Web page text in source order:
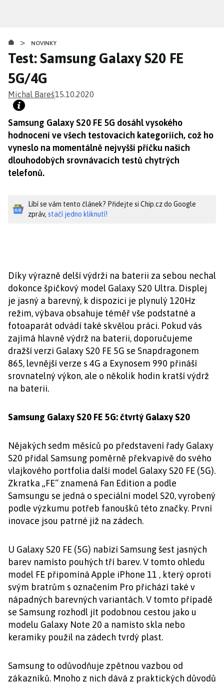
obsahu
> NOVINKY
Test: Samsung Galaxy S20 FE
5G/4G
Michal Bareš15.10.2020
Samsung Galaxy S20 FE 5G dosáhl vysokého
hodnocení ve všech testovacích kategoriích, což ho
vyneslo na momentálně nejvyšší příčku našich
dlouhodobých srovnávacích testů chytrých
telefonů.
Líbí se vám tento článek? Přidejte si Chip.cz do Google
zpráv, stačí jedno kliknutí!
Díky výrazně delší výdrži na baterii za sebou nechal
dokonce špičkový model Galaxy S20 Ultra. Displej
je jasný a barevný, k dispozici je plynulý 120Hz
režim, výbava obsahuje téměř vše podstatné a
fotoaparát odvádí také skvělou práci. Pokud vás
zajímá hlavně výdrž na baterii, doporučujeme
dražší verzi Galaxy S20 FE 5G se Snapdragonem
865, levnější verze s 4G a Exynosem 990 přináší
srovnatelný výkon, ale o několik hodin kratší výdrž
na baterii.
Samsung Galaxy S20 FE 5G: čtvrtý Galaxy S20
Nějakých sedm měsíců po představení řady Galaxy
S20 přidal Samsung poměrně překvapivě do svého
vlajkového portfolia další model Galaxy S20 FE (5G).
Zkratka „FE“ znamená Fan Edition a podle
Samsungu se jedná o speciální model S20, vyrobený
podle výzkumu potřeb fanoušků této značky. První
inovace jsou patrné již na zádech.
U Galaxy S20 FE (5G) nabízí Samsung šest jasných
barev namísto pouhých tří barev. V tomto ohledu
model FE připomíná Apple iPhone 11 , který oproti
svým bratrům s označením Pro přichází také v
nápadných barevných variantách. V tomto případě
se Samsung rozhodl jít podobnou cestou jako u
modelu Galaxy Note 20 a namísto skla nebo
keramiky použil na zádech tvrdý plast.
Samsung to odůvodňuje zpětnou vazbou od
zákazníků. Mnoho z nich dává z praktických důvodů